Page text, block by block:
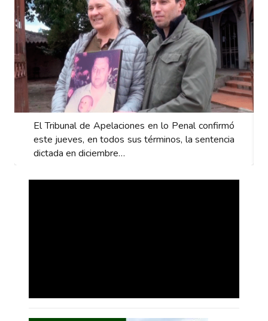
El Tribunal de Apelaciones en lo Penal confirmó
este jueves, en todos sus términos, la sentencia
dictada en diciembre…